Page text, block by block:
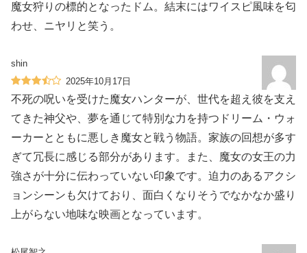
魔女狩りの標的となったドム。結末にはワイスピ風味を匂
わせ、ニヤリと笑う。
shin
2025年10月17日
不死の呪いを受けた魔女ハンターが、世代を超え彼を支え
てきた神父や、夢を通じて特別な力を持つドリーム・ウォ
ーカーとともに悪しき魔女と戦う物語。家族の回想が多す
ぎて冗長に感じる部分があります。また、魔女の女王の力
強さが十分に伝わっていない印象です。迫力のあるアクシ
ョンシーンも欠けており、面白くなりそうでなかなか盛り
上がらない地味な映画となっています。